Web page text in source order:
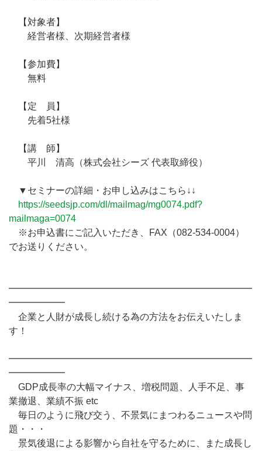
【対象者】
経営者様、次期経営者様
【参加費】
無料
【定 員】
先着5社様
【講 師】
平川 清高（株式会社シーズ 代表取締役）
▼セミナーの詳細・お申し込みはこちら↓↓
https://seedsjp.com/dl/mailmag/mg0074.pdf?
mailmaga=0074
※お申込書にご記入いただき、FAX（082-534-0004）
でお送りください。
━━━━━━━━━━━━━━━━━━━━━━━━━━
━━━━━━
企業と人財が成長し続ける為の方法をお伝えいたしま
す！
━━━━━━━━━━━━━━━━━━━━━━━━━━
━━━━━━
GDP成長率の大幅マイナス、増税問題、人手不足、事
業撤退、業績不振 etc
毎日のように飛び交う、不景気にまつわるニュースや問
題・・・
景気後退による影響から自社を守るために、また成長し